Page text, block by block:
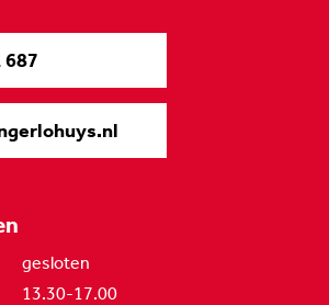
687
gesloten
13.30-17.00